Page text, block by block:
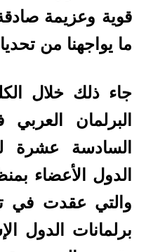
قوية وعزيمة
ما يواجهنا من
جاء ذلك خلال
البرلمان
السادسة عشرة
الدول الأعضاء
والتي عقدت في
برلمانات الدول